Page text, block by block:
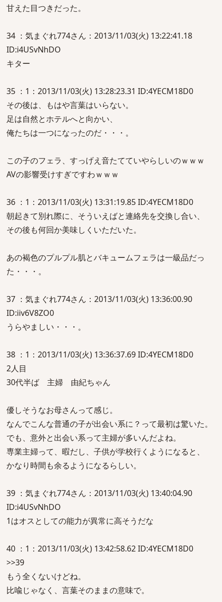
甘えた目つきだった。
34 ：気まぐれ774さん：2013/11/03(火) 13:22:41.18
ID:i4USvNhDO
キター
35 ：1：2013/11/03(火) 13:28:23.31 ID:4YECM18D0
その後は、もはや言葉はいらない。
足は自然とホテルへと向かい、
俺たちは一つになったのだ・・・。
この子のフェラ、すっげえ音たてていやらしいのｗｗｗ
AVの影響受けすぎですわｗｗｗ
36 ：1：2013/11/03(火) 13:31:19.85 ID:4YECM18D0
朝起きて別れ際に、そういえばと連絡先を交換し合い、
その後も何回か美味しくいただいた。
あの褐色のプルプル肌とバキュームフェラは一級品だっ
た・・・。
37 ：気まぐれ774さん：2013/11/03(火) 13:36:00.90
ID:iiv6V8ZO0
うらやましい・・・。
38 ：1：2013/11/03(火) 13:36:37.69 ID:4YECM18D0
2人目
30代半ば 主婦 由紀ちゃん
優しそうなお母さんって感じ。
なんでこんな普通の子が出会い系に？って最初は驚いた。
でも、意外と出会い系って主婦が多いんだよね。
専業主婦って、暇だし、子供が学校行くようになると、
かなり時間も余るようになるらしい。
39 ：気まぐれ774さん：2013/11/03(火) 13:40:04.90
ID:i4USvNhDO
1はオスとしての能力が異常に高そうだな
40 ：1：2013/11/03(火) 13:42:58.62 ID:4YECM18D0
>>39
もう全くないけどね。
比喩じゃなく、言葉そのままの意味で。